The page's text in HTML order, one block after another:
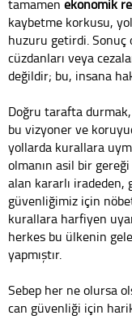
tamamen ekonomik
kaybetme korkusu,
huzuru getirdi. Sonuç
cüzdanları veya
değildir; bu, insana
Doğru tarafta
bu vizyoner ve
yollarda kurallara
olmanın asil bir
alan kararlı
güvenliğimiz için
kurallara harfiyen
herkes bu ülkenin
yapmıştır.
Sebep her ne olursa
can güvenliği için